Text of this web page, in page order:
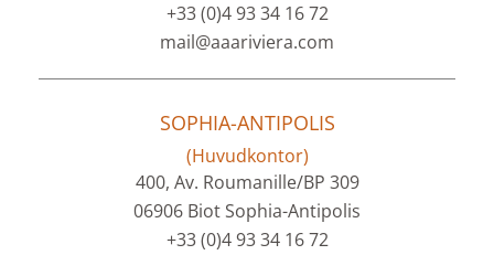
+33 (0)4 93 34 16 72
mail@aaariviera.com
SOPHIA-ANTIPOLIS
(Huvudkontor)
400, Av. Roumanille/BP 309
06906 Biot Sophia-Antipolis
+33 (0)4 93 34 16 72